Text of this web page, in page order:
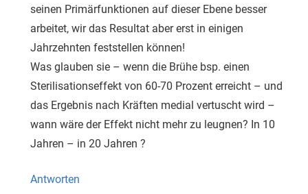
seinen Primärfunktionen auf dieser Ebene besser
arbeitet, wir das Resultat aber erst in einigen
Jahrzehnten feststellen können!
Was glauben sie – wenn die Brühe bsp. einen
Sterilisationseffekt von 60-70 Prozent erreicht – und
das Ergebnis nach Kräften medial vertuscht wird –
wann wäre der Effekt nicht mehr zu leugnen? In 10
Jahren – in 20 Jahren ?
Antworten